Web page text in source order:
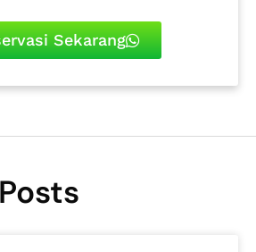
Sekarang